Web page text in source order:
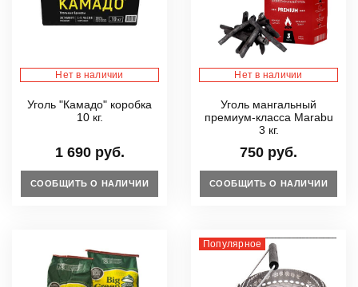
Нет в наличии
Уголь "Камадо" коробка
10 кг.
1 690 руб.
СООБЩИТЬ О НАЛИЧИИ
Нет в наличии
Уголь мангальный
премиум-класса Marabu
3 кг.
750 руб.
СООБЩИТЬ О НАЛИЧИИ
Популярное